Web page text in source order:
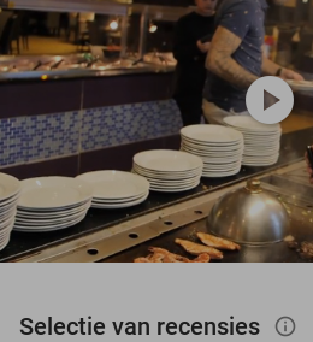
play_circle
Selectie van recensies info_outlined